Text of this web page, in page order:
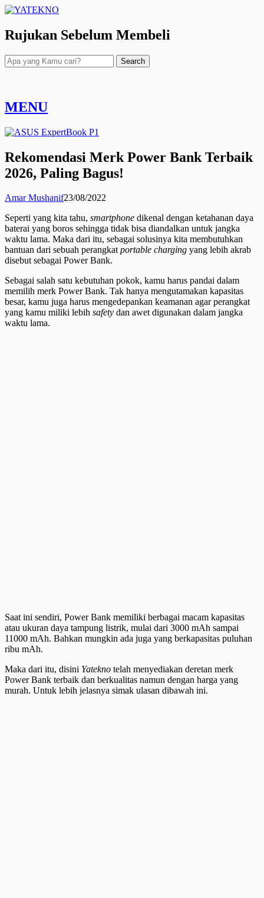
Rujukan Sebelum Membeli
Search
MENU
Rekomendasi Merk Power Bank Terbaik
2026, Paling Bagus!
Amar Mushanif23/08/2022
Seperti yang kita tahu, smartphone dikenal dengan ketahanan daya
baterai yang boros sehingga tidak bisa diandalkan untuk jangka
waktu lama. Maka dari itu, sebagai solusinya kita membutuhkan
bantuan dari sebuah perangkatportable charging yang lebih akrab
disebut sebagai Power Bank.
Sebagai salah satu kebutuhan pokok, kamu harus pandai dalam
memilih merk Power Bank. Tak hanya mengutamakan kapasitas
besar, kamu juga harus mengedepankan keamanan agar perangkat
yang kamu miliki lebih safety dan awet digunakan dalam jangka
waktu lama.
Saat ini sendiri, Power Bank memiliki berbagai macam kapasitas
atau ukuran daya tampung listrik, mulai dari 3000 mAh sampai
11000 mAh. Bahkan mungkin ada juga yang berkapasitas puluhan
ribu mAh.
Maka dari itu, disini Yatekno telah menyediakan deretan merk
Power Bank terbaik dan berkualitas namun dengan harga yang
murah. Untuk lebih jelasnya simak ulasan dibawah ini.